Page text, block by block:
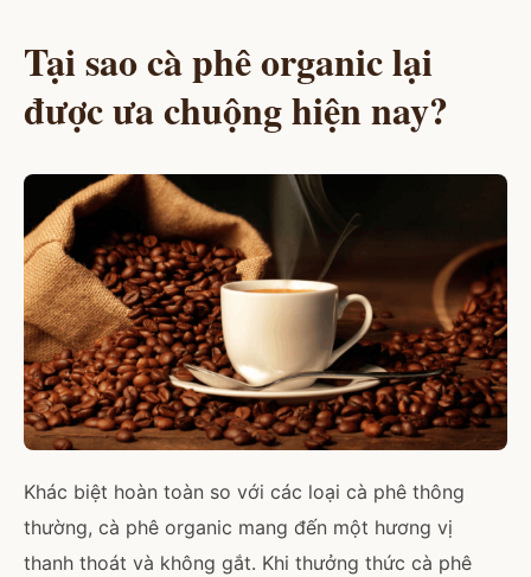
Tại sao cà phê organic lại
được ưa chuộng hiện nay?
Khác biệt hoàn toàn so với các loại cà phê thông
thường, cà phê organic mang đến một hương vị
thanh thoát và không gắt. Khi thưởng thức cà phê